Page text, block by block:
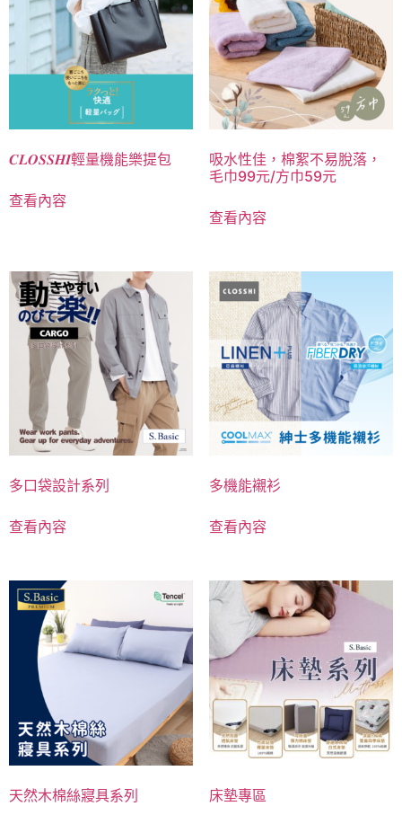
𝑪𝑳𝑶𝑺𝑺𝑯𝑰輕量機能樂提包
查看內容
吸水性佳，棉絮不易脫落，
毛巾99元/方巾59元
查看內容
多口袋設計系列
查看內容
多機能襯衫
查看內容
天然木棉絲寢具系列 床墊專區